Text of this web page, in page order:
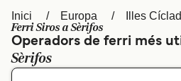
Polska
Schweiz (DE)
Inici Europa Illes
Ferri Siros a Sèrifos
Operadors de ferri més
Sèrifos